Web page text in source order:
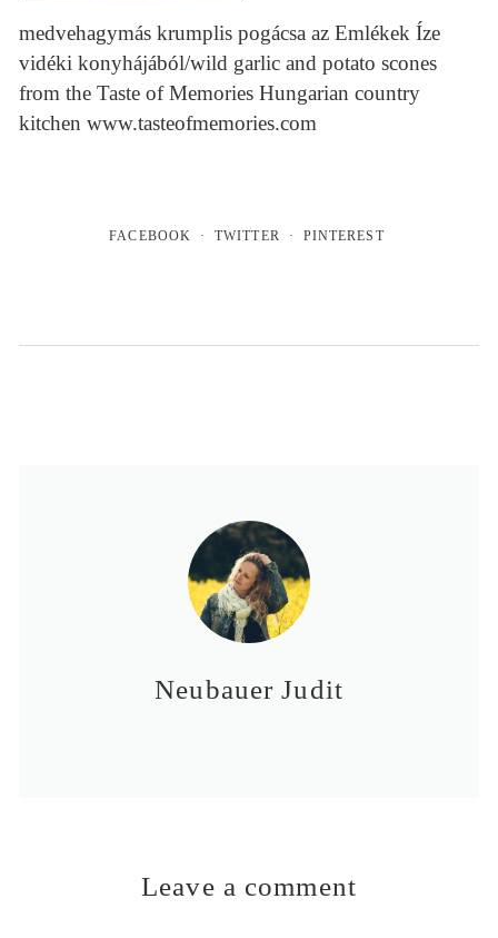
medvehagymás krumplis pogácsa az Emlékek Íze
vidéki konyhájából/wild garlic and potato scones
from the Taste of Memories Hungarian country
kitchen www.tasteofmemories.com
FACEBOOK TWITTER PINTEREST
Neubauer Judit
Leave a comment